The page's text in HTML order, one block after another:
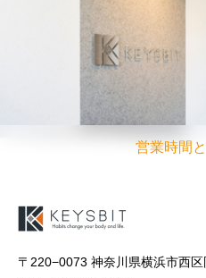
営業時間
〒220−0073 神奈川県横浜市西